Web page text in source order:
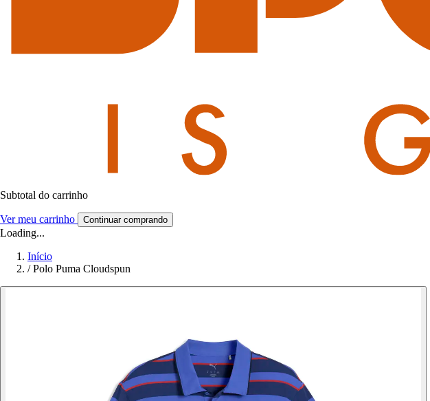
Subtotal do carrinho
Ver meu carrinho Continuar comprando
Loading...
Início
/ Polo Puma Cloudspun